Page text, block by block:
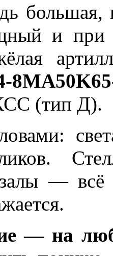
большая,
и при
(тип Д).
— всё
— на